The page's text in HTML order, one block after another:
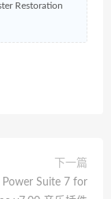
Restoration
下一篇
Power Suite 7 for